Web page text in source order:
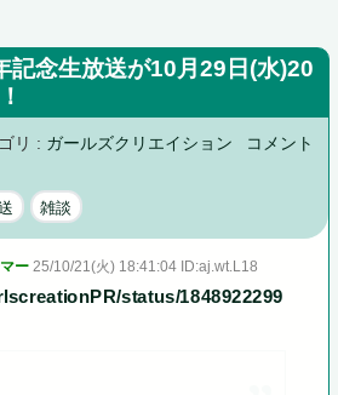
記念生放送が10月29日(水)20
リ : ガールズクリエイション
コメント
雑談
ー 25/10/21(火) 18:41:04 ID:aj.wt.L18
status/1848922299